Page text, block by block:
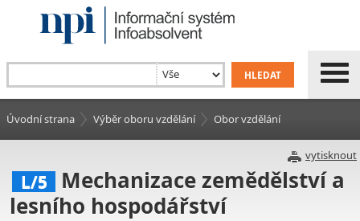
Úvodní strana Výběr oboru vzdělání Obor vzdělání
vytisknout
L/5
Mechanizace zemědělství a
lesního hospodářství